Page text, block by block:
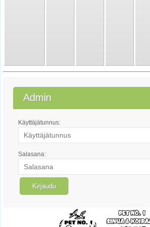
Admin
Käyttäjätunnus:
Salasana: